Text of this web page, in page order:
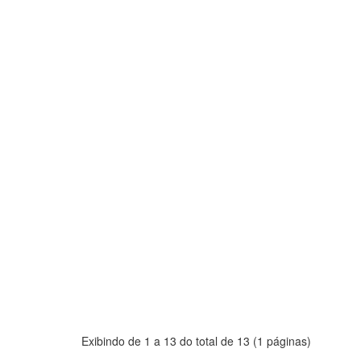
Exibindo de 1 a 13 do total de 13 (1 páginas)